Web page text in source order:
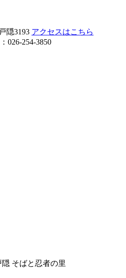
隠3193 アクセスはこちら
026-254-3850
そばと忍者の里